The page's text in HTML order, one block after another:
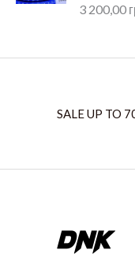
3 200,00
SALE UP TO